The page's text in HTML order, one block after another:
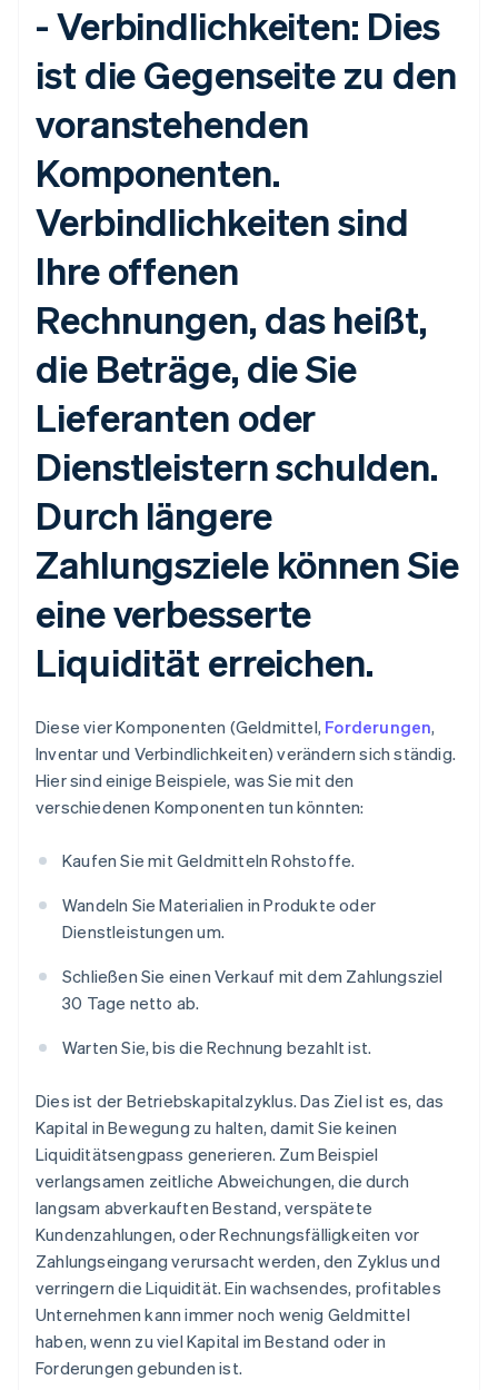
- Verbindlichkeiten: Dies
ist die Gegenseite zu den
voranstehenden
Komponenten.
Verbindlichkeiten sind
Ihre offenen
Rechnungen, das heißt,
die Beträge, die Sie
Lieferanten oder
Dienstleistern schulden.
Durch längere
Zahlungsziele können Sie
eine verbesserte
Liquidität erreichen.
Diese vier Komponenten (Geldmittel, Forderungen,
Inventar und Verbindlichkeiten) verändern sich ständig.
Hier sind einige Beispiele, was Sie mit den
verschiedenen Komponenten tun könnten:
Kaufen Sie mit Geldmitteln Rohstoffe.
Wandeln Sie Materialien in Produkte oder
Dienstleistungen um.
Schließen Sie einen Verkauf mit dem Zahlungsziel
30 Tage netto ab.
Warten Sie, bis die Rechnung bezahlt ist.
Dies ist der Betriebskapitalzyklus. Das Ziel ist es, das
Kapital in Bewegung zu halten, damit Sie keinen
Liquiditätsengpass generieren. Zum Beispiel
verlangsamen zeitliche Abweichungen, die durch
langsam abverkauften Bestand, verspätete
Kundenzahlungen, oder Rechnungsfälligkeiten vor
Zahlungseingang verursacht werden, den Zyklus und
verringern die Liquidität. Ein wachsendes, profitables
Unternehmen kann immer noch wenig Geldmittel
haben, wenn zu viel Kapital im Bestand oder in
Forderungen gebunden ist.